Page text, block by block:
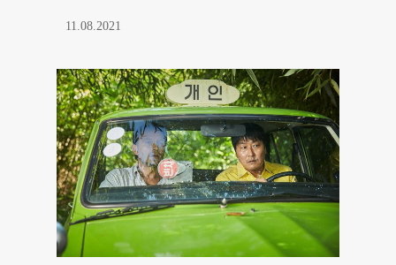
11.08.2021